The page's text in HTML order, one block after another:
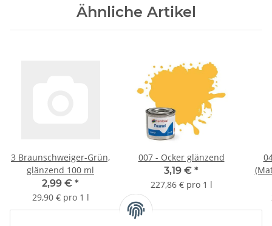
Ähnliche Artikel
3 Braunschweiger-Grün,
glänzend 100 ml
2,99 € *
29,90 € pro 1 l
007 - Ocker glänzend
3,19 € *
227,86 € pro 1 l